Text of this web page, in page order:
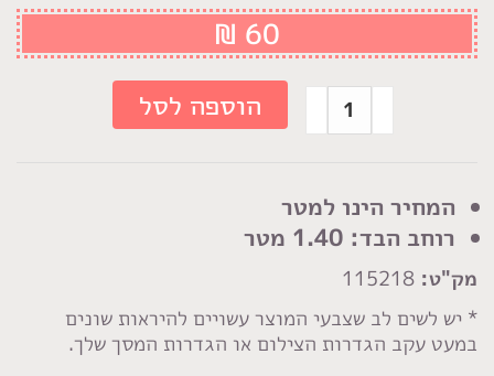
המחיר הינו למטר
רוחב הבד: 1.40 מטר
מק"ט:
* יש לשים לב שצבעי המוצר עשויים להיראות שונים
במעט עקב הגדרות הצילום או הגדרות המסך שלך.
₪ 60
כמות
של
מטאלי
בז
בהיר
זהב
הוספה לסל